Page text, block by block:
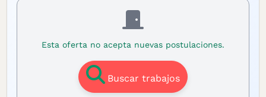
Esta oferta no acepta nuevas postulaciones.
Buscar trabajos